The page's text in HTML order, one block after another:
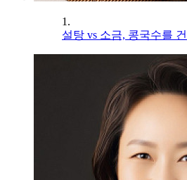
1.
설탕 vs 소금, 콩국수를